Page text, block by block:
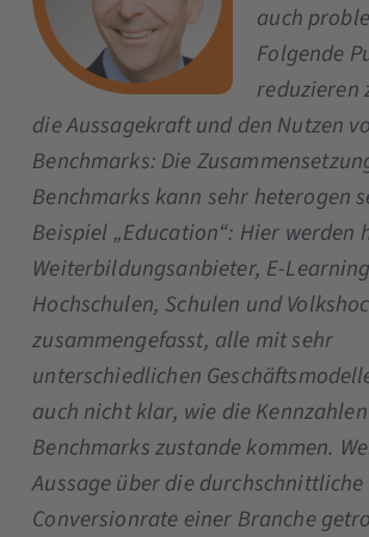
auch
Folgende
reduzieren
die Aussagekraft und den Nutzen
Benchmarks: Die
Benchmarks kann sehr heterogen
Beispiel „Education“: Hier werden
Weiterbildungsanbieter, E-
Hochschulen, Schulen und
zusammengefasst, alle mit sehr
unterschiedlichen
auch nicht klar, wie die
Benchmarks zustande kommen.
Aussage über die durchschnittliche
Conversionrate einer Branche